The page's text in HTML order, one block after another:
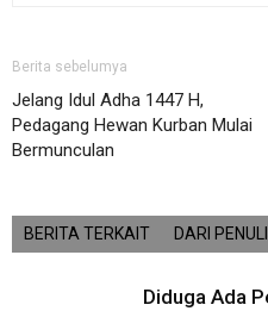
Berita sebelumya
Jelang Idul Adha 1447 H,
Pedagang Hewan Kurban Mulai
Bermunculan
BERITA TERKAIT DARI
Diduga Ada